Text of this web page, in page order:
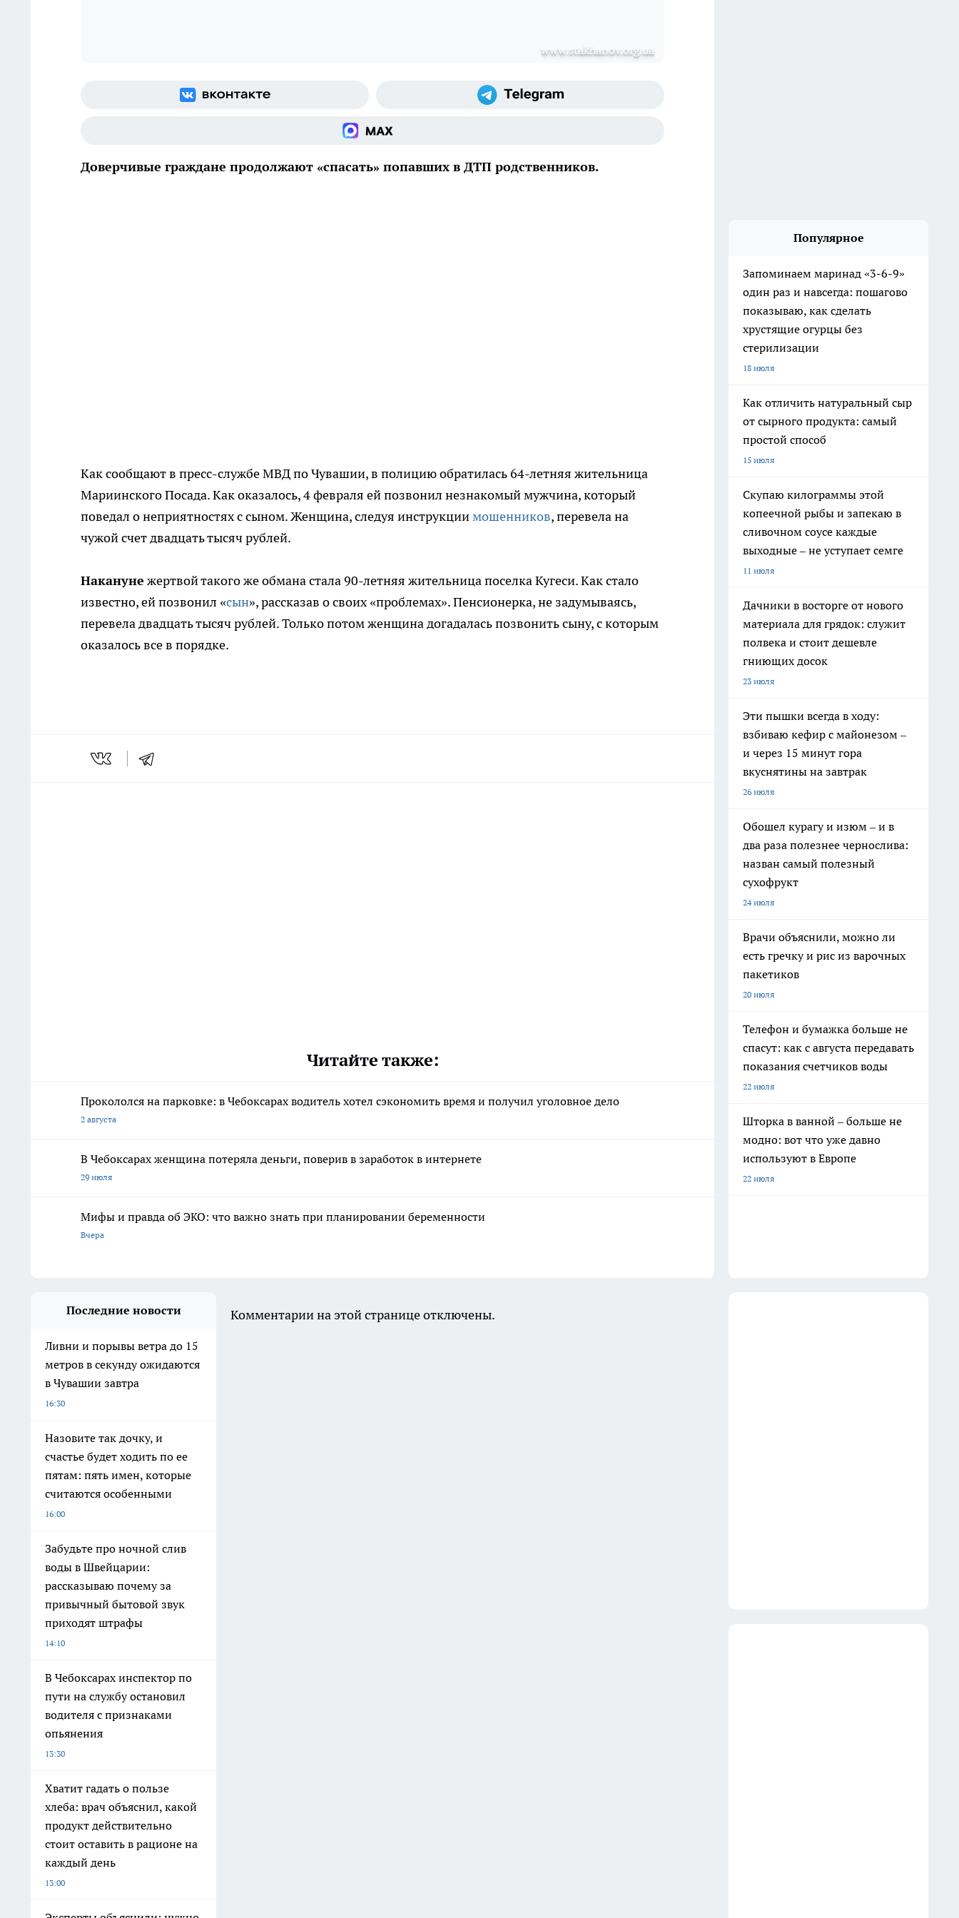
www.stakhanov.org.ua
Доверчивые граждане продолжают «спасать» попавших в ДТП родственников.
Как сообщают в пресс-службе МВД по Чувашии, в полицию обратилась 64-летняя жительница
Мариинского Посада. Как оказалось, 4 февраля ей позвонил незнакомый мужчина, который
поведал о неприятностях с сыном. Женщина, следуя инструкциимошенников, перевела на
чужой счет двадцать тысяч рублей.
Накануне жертвой такого же обмана стала 90-летняя жительница поселка Кугеси. Как стало
известно, ей позвонил «сын», рассказав о своих «проблемах». Пенсионерка, не задумываясь,
перевела двадцать тысяч рублей. Только потом женщина догадалась позвонить сыну, с которым
оказалось все в порядке.
Читайте также:
Прокололся на парковке: в Чебоксарах водитель хотел сэкономить время и получил уголовное дело
2 августа
В Чебоксарах женщина потеряла деньги, поверив в заработок в интернете
29 июля
Мифы и правда об ЭКО: что важно знать при планировании беременности
Вчера
Популярное
Запоминаем маринад «3-6-9»
один раз и навсегда: пошагово
показываю, как сделать
хрустящие огурцы без
стерилизации
18 июля
Как отличить натуральный сыр
от сырного продукта: самый
простой способ
15 июля
Скупаю килограммы этой
копеечной рыбы и запекаю в
сливочном соусе каждые
выходные – не уступает семге
11 июля
Дачники в восторге от нового
материала для грядок: служит
полвека и стоит дешевле
гниющих досок
23 июля
Эти пышки всегда в ходу:
взбиваю кефир с майонезом –
и через 15 минут гора
вкуснятины на завтрак
26 июля
Обошел курагу и изюм – и в
два раза полезнее чернослива:
назван самый полезный
сухофрукт
24 июля
Врачи объяснили, можно ли
есть гречку и рис из варочных
пакетиков
20 июля
Телефон и бумажка больше не
спасут: как с августа передавать
показания счетчиков воды
22 июля
Шторка в ванной – больше не
модно: вот что уже давно
используют в Европе
22 июля
Последние новости
Ливни и порывы ветра до 15
метров в секунду ожидаются
в Чувашии завтра
16:30
Назовите так дочку, и
счастье будет ходить по ее
пятам: пять имен, которые
считаются особенными
16:00
Забудьте про ночной слив
воды в Швейцарии:
рассказываю почему за
привычный бытовой звук
приходят штрафы
14:10
В Чебоксарах инспектор по
пути на службу остановил
водителя с признаками
опьянения
13:30
Хватит гадать о пользе
хлеба: врач объяснил, какой
продукт действительно
стоит оставить в рационе на
каждый день
13:00
Комментарии на этой странице отключены.